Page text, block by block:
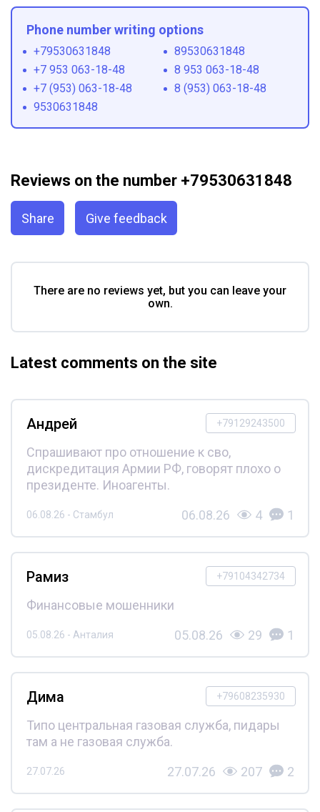
Phone number writing options
+79530631848
89530631848
+7 953 063-18-48
8 953 063-18-48
+7 (953) 063-18-48
8 (953) 063-18-48
9530631848
Reviews on the number +79530631848
Share Give feedback
There are no reviews yet, but you can leave your
own.
Latest comments on the site
+79129243500
Андрей
Спрашивают про отношение к сво,
дискредитация Армии РФ, говорят плохо о
президенте. Иноагенты.
06.08.26 - Стамбул 06.08.26 4 1
+79104342734
Рамиз
Финансовые мошенники
05.08.26 - Анталия 05.08.26 29 1
+79608235930
Дима
Типо центральная газовая служба, пидары
там а не газовая служба.
27.07.26 27.07.26 207 2